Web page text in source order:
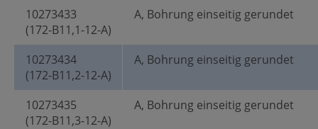
10273433
(172-B11,1-12-A)
A, Bohrung einseitig gerundet
10273434
(172-B11,2-12-A)
A, Bohrung einseitig gerundet
10273435
(172-B11,3-12-A)
A, Bohrung einseitig gerundet